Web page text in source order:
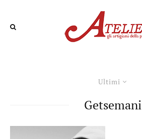
Ultimi
Getsemani